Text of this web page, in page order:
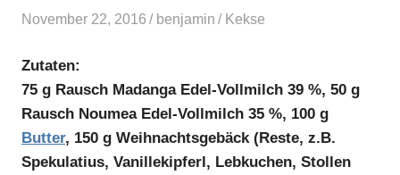
November 22, 2016 benjamin Kekse
Zutaten:
75 g Rausch Madanga Edel-Vollmilch 39 %, 50 g
Rausch Noumea Edel-Vollmilch 35 %, 100 g
Butter, 150 g Weihnachtsgebäck (Reste, z.B.
Spekulatius, Vanillekipferl, Lebkuchen, Stollen